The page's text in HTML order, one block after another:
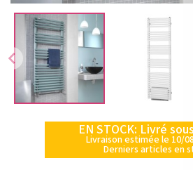
chevron_left
EN STOCK: Livré
Livraison estimée le 10/
Derniers articles en